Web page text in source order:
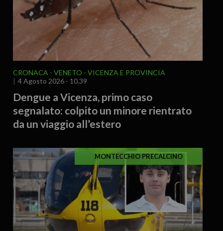
CRONACA VENETO
VICENZA E PROVINCIA
4 Agosto 2026 - 10.39
Dengue a Vicenza, primo caso
segnalato: colpito un minore rientrato
da un viaggio all’estero
MONTECCHIO PRECALCINO